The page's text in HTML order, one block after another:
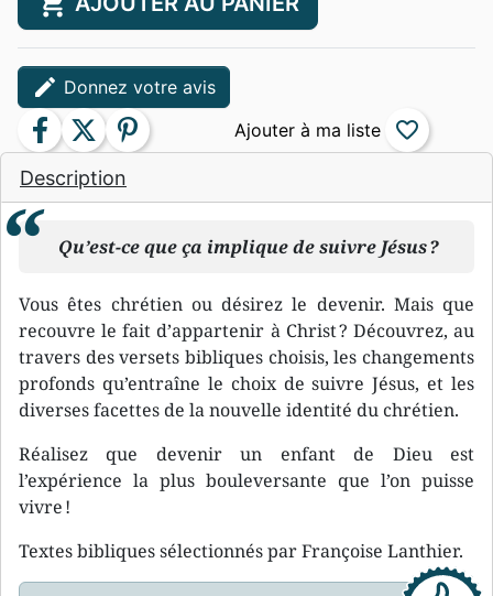
Description
Qu’est-ce que ça implique de suivre Jésus ?
Vous êtes chrétien ou désirez le devenir. Mais que
recouvre le fait d’appartenir à Christ ? Découvrez, au
travers des versets bibliques choisis, les changements
profonds qu’entraîne le choix de suivre Jésus, et les
diverses facettes de la nouvelle identité du chrétien.
Réalisez que devenir un enfant de Dieu est
l’expérience la plus bouleversante que l’on puisse
vivre !
Textes bibliques sélectionnés par Françoise Lanthier.
edit Donnez votre avis
facebook twitter pinterest favorite_border